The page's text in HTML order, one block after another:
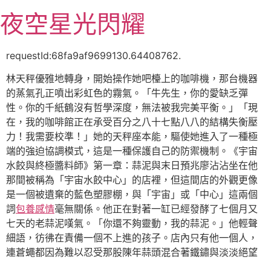
至
主
容
夜空星光閃耀
requestId:68fa9af9699130.64408762.
林天秤優雅地轉身，開始操作她吧檯上的咖啡機，那台機器
的蒸氣孔正噴出彩虹色的霧氣。「牛先生，你的愛缺乏彈
性。你的千紙鶴沒有哲學深度，無法被我完美平衡。」「現
在，我的咖啡館正在承受百分之八十七點八八的結構失衡壓
力！我需要校準！」她的天秤座本能，驅使她進入了一種極
端的強迫協調模式，這是一種保護自己的防禦機制。《宇宙
水餃與終極醬料師》第一章：蒜泥與末日預兆廖沾沾坐在他
那間被稱為「宇宙水餃中心」的店裡，但這間店的外觀更像
是一個被遺棄的藍色塑膠棚，與「宇宙」或「中心」這兩個
詞包養感情毫無關係。他正在對著一缸已經發酵了七個月又
七天的老蒜泥嘆氣。「你還不夠靈動，我的蒜泥。」他輕聲
細語，彷彿在責備一個不上進的孩子。店內只有他一個人，
連蒼蠅都因為難以忍受那股陳年蒜頭混合著鐵鏽與淡淡絕望